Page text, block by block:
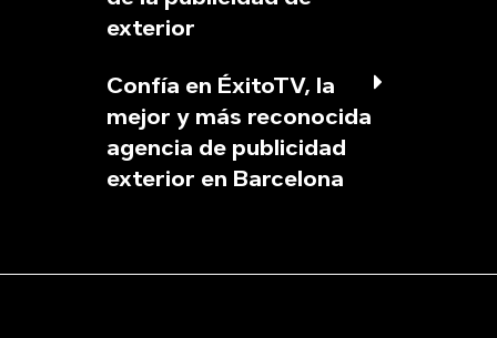
exterior
Confía en ÉxitoTV, la
mejor y más reconocida
agencia de publicidad
exterior en Barcelona